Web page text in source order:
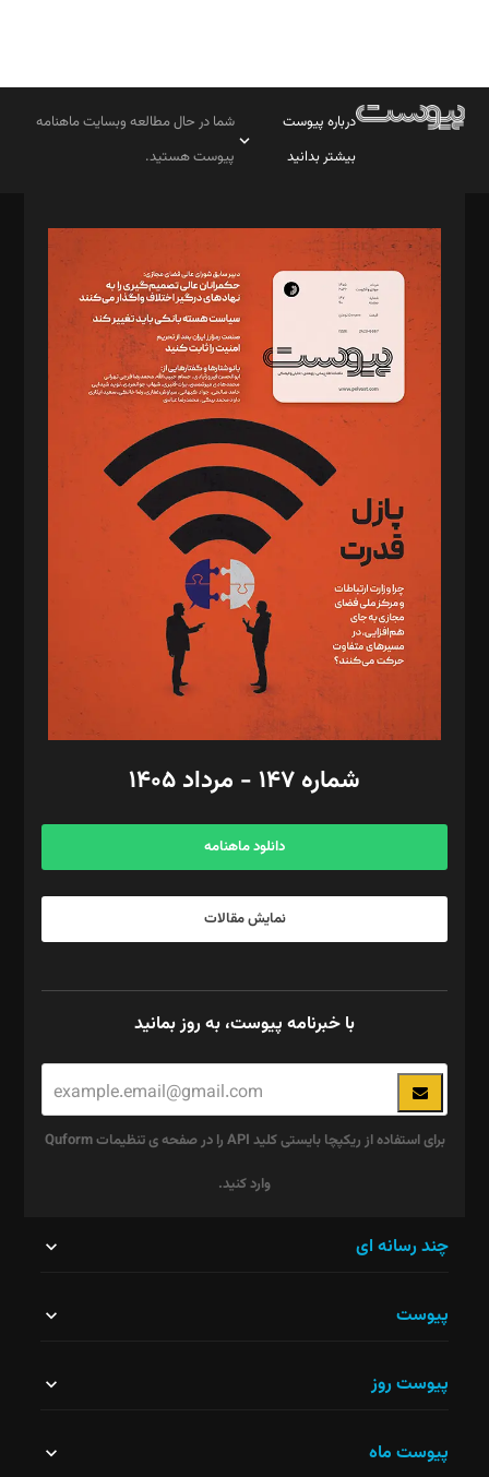
درباره پیوست
بیشتر بدانید
شما در حال مطالعه وبسایت ماهنامه
پیوست هستید.
مدیر مسئول: محمدباقر اثنی‌عشری
سردبیر: مهرک محمودی
دبیر تحریریه: میثم قاسمی
د‌بیر ناداستان: سمانه سمیع
د‌بیر خدمت و تجارت: ابوالفضل رجبی
د‌بیر حقوق فناوری: حسام‌الدین ایپکچی
د‌بیر پیوست جهان: مینا پاکدل
د‌بیر تحریریه آنلاین: بابک نقاش
تحریریه‌: مجتبی محمود‌ی، آرش برهمند، یسنا امان‌پور، سروش کرمیان،
مصطفی مسجدی آرانی، ابوالفضل رجبی، زهرا فکرانه، فائزه فتحی
رستمی،مصطفی باستان
ویرایش: نگار استاد‌‌آقا
طراح یونیفرم: مجید توکلی
فیلمبرداری و عکاسی: امیر شفیعی، مانی لطفی زاده
گرافیک و صفحه‌آرایی: سید‌سبحان‌علی ثابت
مد‌یر توسعه تجاری: کامبیز برید‌
امور مالی: شاپور رهبری، محمد‌ کاظمی‌نیا
آگهی و مشترکین: ۰۹۱۹۹۹۹۰۴۵۴
شماره ۱۴۷ - مرداد ۱۴۰۵
دانلود ماهنامه
نمایش مقالات
با خبرنامه پیوست، به روز بمانید
برای استفاده از ریکپچا بایستی کلید API را در صفحه ی تنظیمات Quform
وارد کنید.
نباید
شود.
چند رسانه ای
پیوست
پیوست روز
پیوست ماه